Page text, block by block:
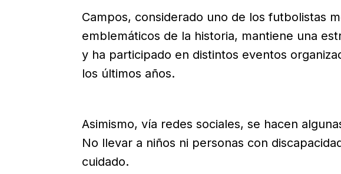
Campos, considerado uno de los futbolistas
emblemáticos de la historia, mantiene una
y ha participado en distintos eventos
los últimos años.
Asimismo, vía redes sociales, se hacen
No llevar a niños ni personas con
cuidado.